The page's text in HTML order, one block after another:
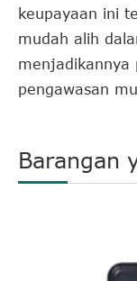
keupayaan ini
mudah alih
menjadikannya
pengawasan
Barangan